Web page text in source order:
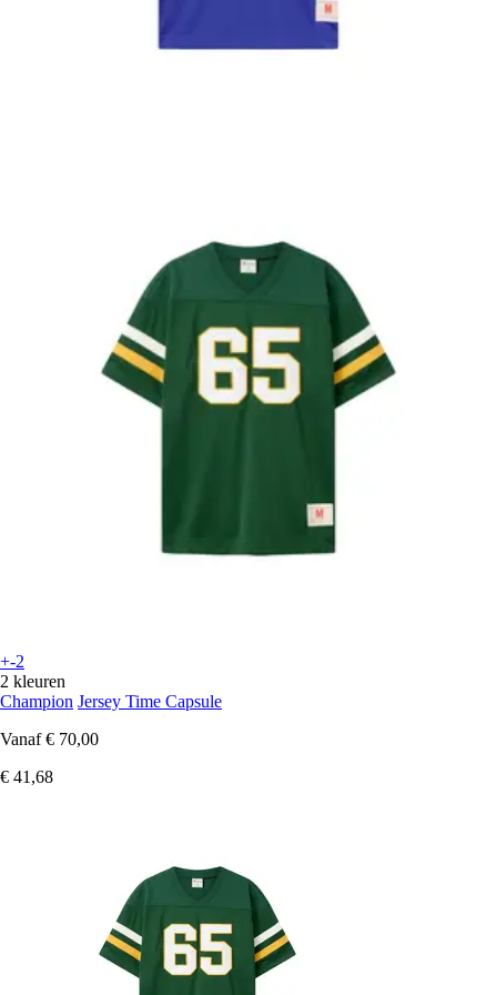
+-2
2 kleuren
Champion Jersey Time Capsule
Vanaf € 70,00
€ 41,68